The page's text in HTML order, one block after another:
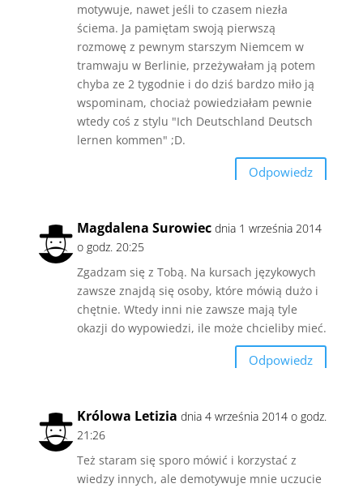
motywuje, nawet jeśli to czasem niezła
ściema. Ja pamiętam swoją pierwszą
rozmowę z pewnym starszym Niemcem w
tramwaju w Berlinie, przeżywałam ją potem
chyba ze 2 tygodnie i do dziś bardzo miło ją
wspominam, chociaż powiedziałam pewnie
wtedy coś z stylu "Ich Deutschland Deutsch
lernen kommen" ;D.
Odpowiedz
Magdalena Surowiec dnia 1 września 2014
o godz. 20:25
Zgadzam się z Tobą. Na kursach językowych
zawsze znajdą się osoby, które mówią dużo i
chętnie. Wtedy inni nie zawsze mają tyle
okazji do wypowiedzi, ile może chcieliby mieć.
Odpowiedz
Królowa Letizia dnia 4 września 2014 o godz.
21:26
Też staram się sporo mówić i korzystać z
wiedzy innych, ale demotywuje mnie uczucie